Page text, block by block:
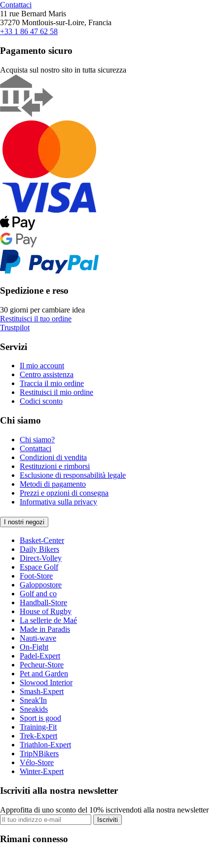
Contattaci
11 rue Bernard Maris
37270 Montlouis-sur-Loire, Francia
+33 1 86 47 62 58
Pagamento sicuro
Acquista sul nostro sito in tutta sicurezza
Spedizione e reso
30 giorni per cambiare idea
Restituisci il tuo ordine
Trustpilot
Servizi
Il mio account
Centro assistenza
Traccia il mio ordine
Restituisci il mio ordine
Codici sconto
Chi siamo
Chi siamo?
Contattaci
Condizioni di vendita
Restituzioni e rimborsi
Esclusione di responsabilità legale
Metodi di pagamento
Prezzi e opzioni di consegna
Informativa sulla privacy
I nostri negozi
Basket-Center
Daily Bikers
Direct-Volley
Espace Golf
Foot-Store
Galoppostore
Golf and co
Handball-Store
House of Rugby
La sellerie de Maé
Made in Paradis
Nauti-wave
On-Fight
Padel-Expert
Pecheur-Store
Pet and Garden
Slowood Interior
Smash-Expert
Sneak'In
Sneakids
Sport is good
Training-Fit
Trek-Expert
Triathlon-Expert
TripNBikers
Vélo-Store
Winter-Expert
Iscriviti alla nostra newsletter
Approfitta di uno sconto del 10% iscrivendoti alla nostra newsletter
Iscriviti
Rimani connesso